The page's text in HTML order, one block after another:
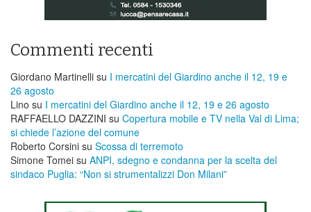
Commenti recenti
Giordano Martinelli su I mercatini del Giardino anche il 12, 19 e
26 agosto
Lino su I mercatini del Giardino anche il 12, 19 e 26 agosto
RAFFAELLO DAZZINI su ​Copertura mobile e TV nella Val di Lima;
si chiede l’azione del comune
Roberto Corsini su Scossa di terremoto
Simone Tomei su ANPI, sdegno e condanna per la scelta del
sindaco Puglia: “Non si strumentalizzi Don Milani”